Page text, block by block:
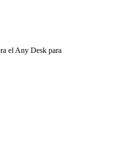
el Any Desk para